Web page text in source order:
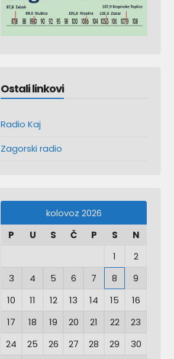
Ostali linkovi
Radio Kaj
Zagorski radio
kolovoz 2026
P
U S Č P S
N
1
2
3
4 5 6 7 8
9
10
11 12 13 14 15
16
17
18 19 20 21 22
23
24
25 26 27 28 29
30